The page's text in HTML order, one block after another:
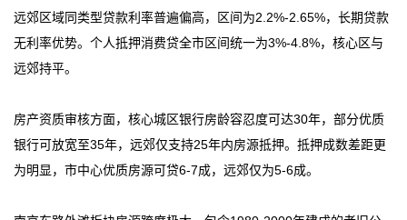
远郊区域同类型贷款利率普遍偏高，区间为2.2%-2.65%，长期贷款
无利率优势。个人抵押消费贷全市区间统一为3%-4.8%，核心区与
远郊持平。
房产资质审核方面，核心城区银行房龄容忍度可达30年，部分优质
银行可放宽至35年，远郊仅支持25年内房源抵押。抵押成数差距更
为明显，市中心优质房源可贷6-7成，远郊仅为5-6成。